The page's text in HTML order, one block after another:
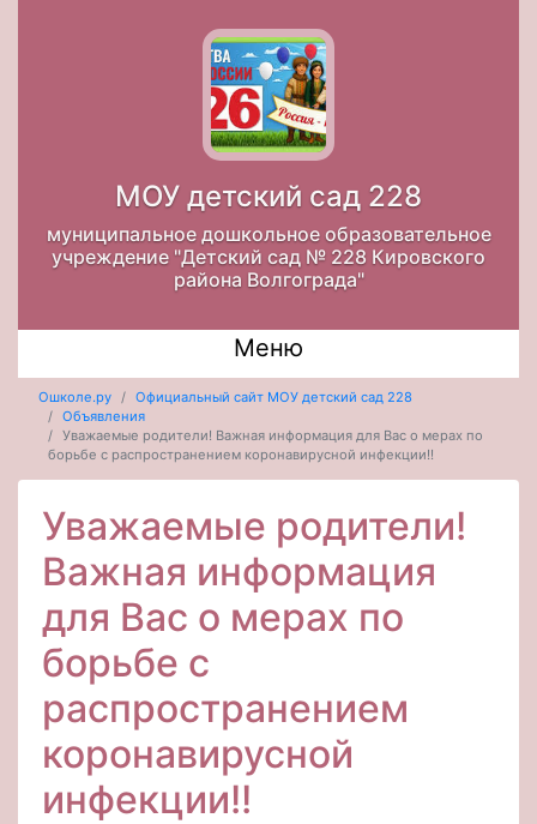
МОУ детский сад 228
муниципальное дошкольное образовательное
учреждение "Детский сад № 228 Кировского
района Волгограда"
Меню
Ошколе.ру
Официальный сайт МОУ детский сад 228
Объявления
Уважаемые родители! Важная информация для Вас о мерах по
борьбе с распространением коронавирусной инфекции!!
Уважаемые родители!
Важная информация
для Вас о мерах по
борьбе с
распространением
коронавирусной
инфекции!!